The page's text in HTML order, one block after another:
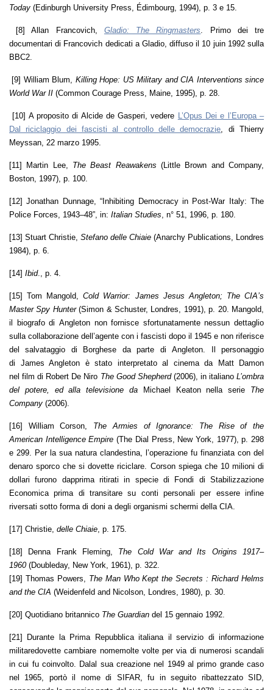
Today (Edinburgh University Press, Édimbourg, 1994), p. 3 e 15.
[8] Allan Francovich, Gladio: The Ringmasters. Primo dei tre
documentari di Francovich dedicati a Gladio, diffuso il 10 juin 1992 sulla
BBC2.
[9] William Blum, Killing Hope: US Military and CIA Interventions since
World War II (Common Courage Press, Maine, 1995), p. 28.
[10] A proposito di Alcide de Gasperi, vedere L’Opus Dei e l’Europa –
Dal riciclaggio dei fascisti al controllo delle democrazie, di Thierry
Meyssan, 22 marzo 1995.
[11] Martin Lee, The Beast Reawakens (Little Brown and Company,
Boston, 1997), p. 100.
[12] Jonathan Dunnage, “Inhibiting Democracy in Post-War Italy: The
Police Forces, 1943–48”, in: Italian Studies, n° 51, 1996, p. 180.
[13] Stuart Christie, Stefano delle Chiaie (Anarchy Publications, Londres
1984), p. 6.
[14] Ibid., p. 4.
[15] Tom Mangold,Cold Warrior: James Jesus Angleton; The CIA’s
Master Spy Hunter(Simon & Schuster, Londres, 1991), p. 20. Mangold,
il biografo di Angleton non fornisce sfortunatamente nessun dettaglio
sulla collaborazione dell’agente con i fascisti dopo il 1945 e non riferisce
del salvataggio di Borghese da parte di Angleton. Il personaggio
di James Angleton è stato interpretato al cinema da Matt Damon
nel film di Robert De Niro The Good Shepherd(2006), in italianoL’ombra
del potere, ed alla televisione da
Michael Keaton nella serie The
Company (2006).
[16] William Corson, The Armies of Ignorance: The Rise of the
American Intelligence Empire (The Dial Press, New York, 1977), p. 298
e 299. Per la sua natura clandestina, l’operazione fu finanziata con del
denaro sporco che si dovette riciclare. Corson spiega che 10 milioni di
dollari furono dapprima ritirati in specie di Fondi di Stabilizzazione
Economica prima di transitare su conti personali per essere infine
riversati sotto forma di doni a degli organismi schermi della CIA.
[17] Christie, delle Chiaie, p. 175.
[18] Denna Frank Fleming, The Cold War and Its Origins 1917–
1960(Doubleday, New York, 1961), p. 322.
[19] Thomas Powers, The Man Who Kept the Secrets : Richard Helms
and the CIA (Weidenfeld and Nicolson, Londres, 1980), p. 30.
[20] Quotidiano britannico The Guardian del 15 gennaio 1992.
[21] Durante la Prima Repubblica italiana il servizio di informazione
militaredovette cambiare nomemolte volte per via di numerosi scandali
in cui fu coinvolto. Dalal sua creazione nel 1949 al primo grande caso
nel 1965, portò il nome di SIFAR, fu in seguito ribattezzato SID,